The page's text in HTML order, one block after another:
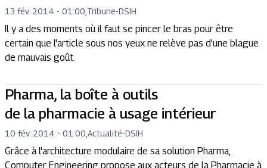
13 fév. 2014 - 01:00 Tribune-DSIH
Il y a des moments où il faut se pincer le bras pour être
certain que l'article sous nos yeux ne relève pas d'une blague
de mauvais goût.
Pharma, la boîte à outils
de la pharmacie à usage intérieur
10 fév. 2014 - 01:00 Actualité-DSIH
Grâce à l'architecture modulaire de sa solution Pharma,
Computer Engineering propose aux acteurs de la Pharmacie à